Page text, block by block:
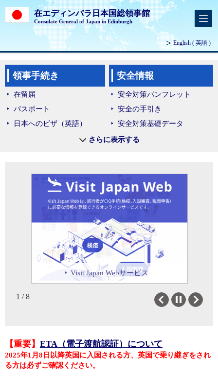
在エディンバラ日本国総領事館
Consulate General of Japan in Edinburgh
English ( 英語 )
さらに表示する
領事手続き
在留届
パスポート
日本へのビザ（英語）
領事手数料
国外マイナンバーカード
オンライン予約制
安全情報
安全対策パンフレット
安全の手引き
安全対策基礎データ
安全対策
オンライン予約制
Visit Japan Webサービス
8月 （葉月）
サマーホール・アーツのフリンジ
2026展オープニング・イベントへ
の出席
JETAA Scotlandによる日スコット
ランド祭り2026の開催
ダンフリース博物館訪問
武田総領事によるグラスゴー大学
ダンフリースキャンパス訪問
発酵文化を通じた日本食文化紹介
イベント「The Power of
Fermentation: Japanese Tradition and
Science in Scotland」の開催
2 / 8 Previous Next
【重要】 ETA（電子渡航認証）について
2025年1月8日以降英国に入国される方、英国で乗り継ぎをされ
る方は必ずご確認ください。